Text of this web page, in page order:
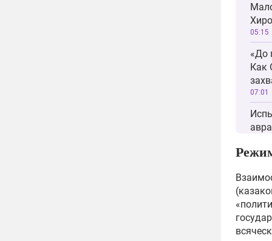
05:15
«До
Как
07:01
06:45